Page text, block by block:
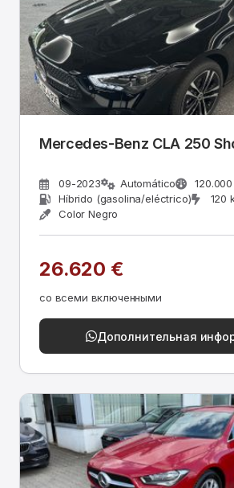
Mercedes-Benz CLA 250
09-2023 Automático
Híbrido (gasolina/eléctrico)
120
Color Negro
26.620 €
со всеми включенными
Дополнительная